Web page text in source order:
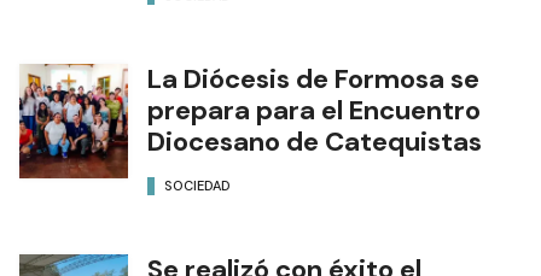
La Diócesis de Formosa se
prepara para el Encuentro
Diocesano de Catequistas
SOCIEDAD